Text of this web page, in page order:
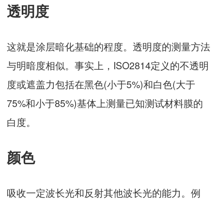
透明度
这就是涂层暗化基础的程度。透明度的测量方法
与明暗度相似。事实上，ISO2814定义的不透明
度或遮盖力包括在黑色(小于5%)和白色(大于
75%和小于85%)基体上测量已知测试材料膜的
白度。
颜色
吸收一定波长光和反射其他波长光的能力。例